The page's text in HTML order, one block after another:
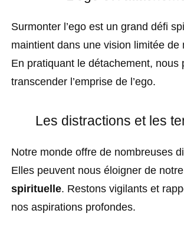
Surmonter l’ego est un grand défi
maintient dans une vision limitée de
En pratiquant le détachement, nous
transcender l’emprise de l’ego.
Les distractions et les
Notre monde offre de nombreuses
Elles peuvent nous éloigner de notre
spirituelle. Restons vigilants et
nos aspirations profondes.